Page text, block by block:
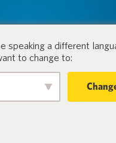
Produits
speaking a different
to change to: